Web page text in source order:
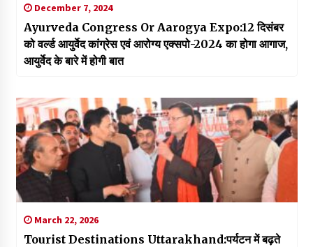
December 7, 2024
Ayurveda Congress Or Aarogya Expo:12 दिसंबर
को वर्ल्ड आयुर्वेद कांग्रेस एवं आरोग्य एक्सपो-2024 का होगा आगाज,
आयुर्वेद के बारे में होगी बात
March 22, 2026
Tourist Destinations Uttarakhand:पर्यटन में बढ़ते